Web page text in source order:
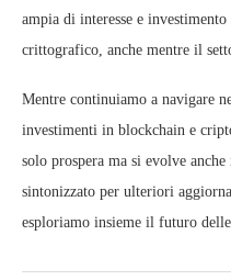
ampia di interesse e
crittografico, anche mentre il
Mentre continuiamo a navigare
investimenti in blockchain e
solo prospera ma si evolve
sintonizzato per ulteriori
esploriamo insieme il futuro